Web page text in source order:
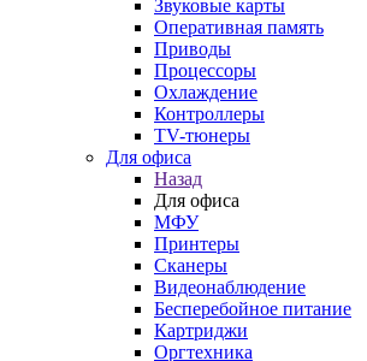
Звуковые карты
Оперативная память
Приводы
Процессоры
Охлаждение
Контроллеры
TV-тюнеры
Для офиса
Назад
Для офиса
МФУ
Принтеры
Сканеры
Видеонаблюдение
Бесперебойное питание
Картриджи
Оргтехника